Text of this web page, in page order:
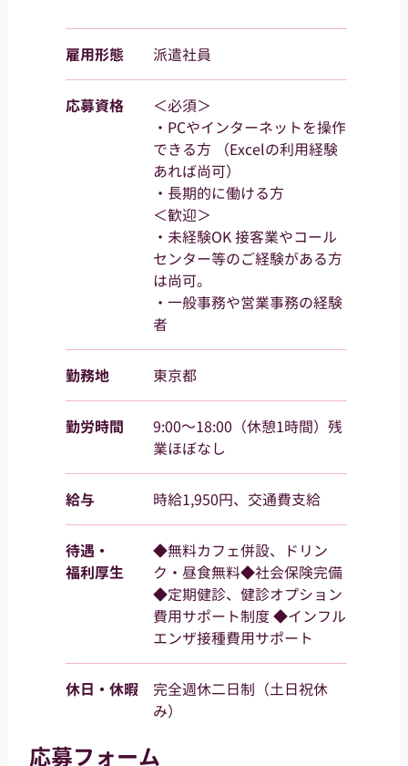
雇用形態 派遣社員
応募資格
＜必須＞
・PCやインターネットを操作
できる方 （Excelの利用経験
あれば尚可）
・長期的に働ける方
＜歓迎＞
・未経験OK 接客業やコール
センター等のご経験がある方
は尚可。
・一般事務や営業事務の経験
者
勤務地 東京都
勤労時間
9:00～18:00（休憩1時間）残
業ほぼなし
給与 時給1,950円、交通費支給
待遇・
福利厚生
◆無料カフェ併設、ドリン
ク・昼食無料◆社会保険完備
◆定期健診、健診オプション
費用サポート制度 ◆インフル
エンザ接種費用サポート
休日・休暇
完全週休二日制（土日祝休
み）
応募フォーム